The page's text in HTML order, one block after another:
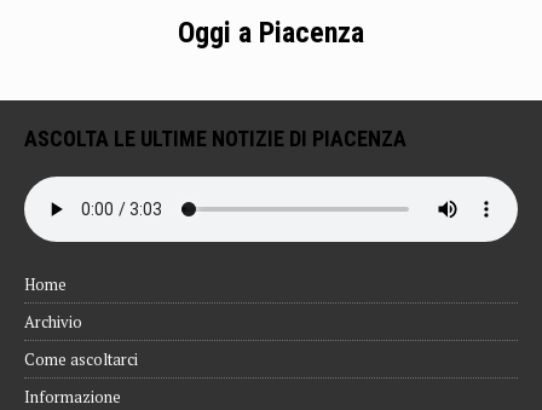
Oggi a Piacenza
ASCOLTA LE ULTIME NOTIZIE DI PIACENZA
Home
Archivio
Come ascoltarci
Informazione